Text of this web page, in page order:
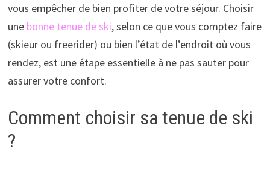
vous empêcher de bien profiter de votre séjour. Choisir
une bonne tenue de ski, selon ce que vous comptez faire
(skieur ou freerider) ou bien l’état de l’endroit où vous
rendez, est une étape essentielle à ne pas sauter pour
assurer votre confort.
Comment choisir sa tenue de ski
?